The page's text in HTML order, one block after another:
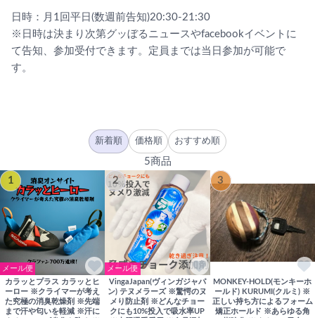
日時：月1回平日(数週前告知)20:30-21:30
※日時は決まり次第グッぼるニュースやfacebookイベントに
て告知、参加受付できます。定員までは当日参加が可能で
す。
新着順 価格順 おすすめ順
5商品
1
メール便
カラッとプラス カラッとヒ
ーロー ※クライマーが考え
た究極の消臭乾燥剤 ※先端
まで汗や匂いを軽減 ※汗に
2
メール便
VingaJapan(ヴィンガジャパ
ン) テヌメラーズ ※驚愕のヌ
メり防止剤 ※どんなチョー
クにも10%投入で吸水率UP
3
MONKEY-HOLD(モンキーホ
ールド) KURUMI(クルミ) ※
正しい持ち方によるフォーム
矯正ホールド ※あらゆる角